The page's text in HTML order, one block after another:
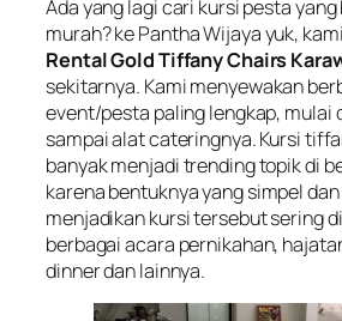
Ada yang lagi cari kursi pesta yang
murah? ke Pantha Wijaya yuk,
Rental Gold Tiffany Chairs
sekitarnya. Kami menyewakan
event/pesta paling lengkap, mulai
sampai alat cateringnya. Kursi
banyak menjadi trending topik di
karena bentuknya yang simpel
menjadikan kursi tersebut sering
berbagai acara pernikahan,
dinner dan lainnya.